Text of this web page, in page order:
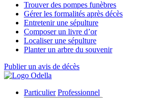
Trouver des pompes funèbres
Gérer les formalités après décès
Entretenir une sépulture
Composer un livre d’or
Localiser une sépulture
Planter un arbre du souvenir
Publier un avis de décès
Particulier Professionnel